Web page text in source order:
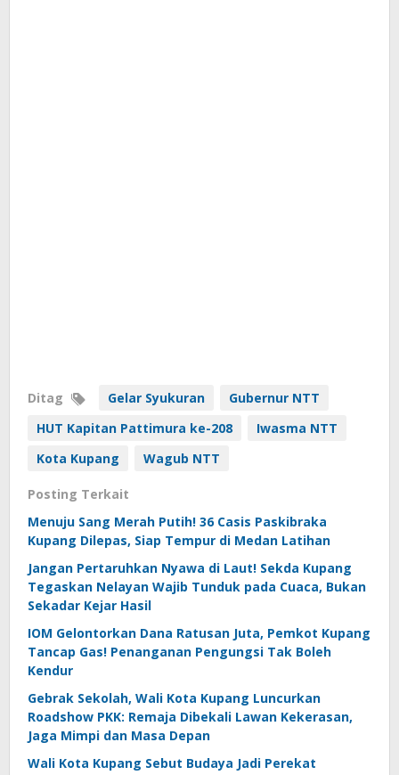
Ditag Gelar Syukuran
Gubernur NTT
HUT Kapitan Pattimura ke-208
Iwasma NTT
Kota Kupang
Wagub NTT
Posting Terkait
Menuju Sang Merah Putih! 36 Casis Paskibraka
Kupang Dilepas, Siap Tempur di Medan Latihan
Jangan Pertaruhkan Nyawa di Laut! Sekda Kupang
Tegaskan Nelayan Wajib Tunduk pada Cuaca, Bukan
Sekadar Kejar Hasil
IOM Gelontorkan Dana Ratusan Juta, Pemkot Kupang
Tancap Gas! Penanganan Pengungsi Tak Boleh
Kendur
Gebrak Sekolah, Wali Kota Kupang Luncurkan
Roadshow PKK: Remaja Dibekali Lawan Kekerasan,
Jaga Mimpi dan Masa Depan
Wali Kota Kupang Sebut Budaya Jadi Perekat